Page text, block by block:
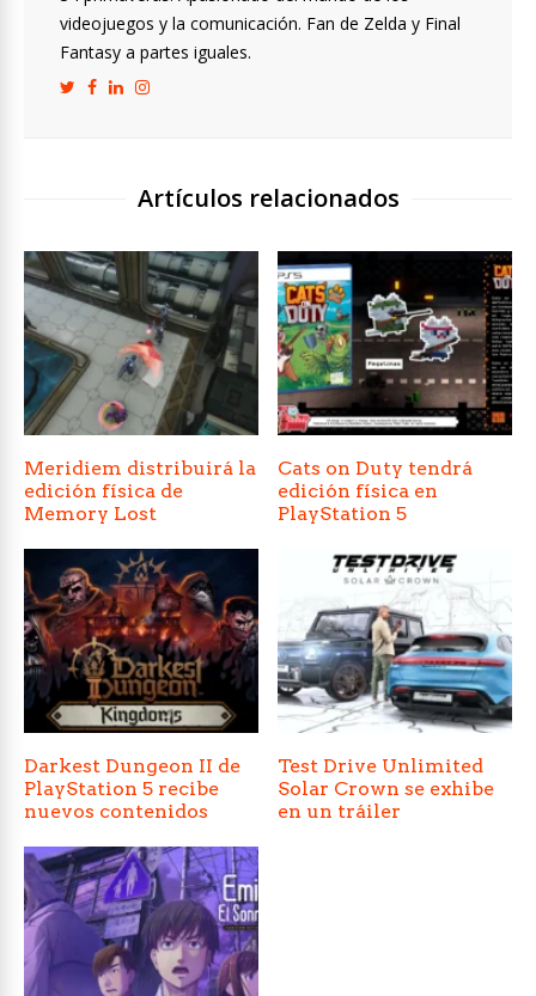
videojuegos y la comunicación. Fan de Zelda y Final
Fantasy a partes iguales.
Artículos relacionados
Meridiem distribuirá la
edición física de
Memory Lost
Cats on Duty tendrá
edición física en
PlayStation 5
Darkest Dungeon II de
PlayStation 5 recibe
nuevos contenidos
Test Drive Unlimited
Solar Crown se exhibe
en un tráiler